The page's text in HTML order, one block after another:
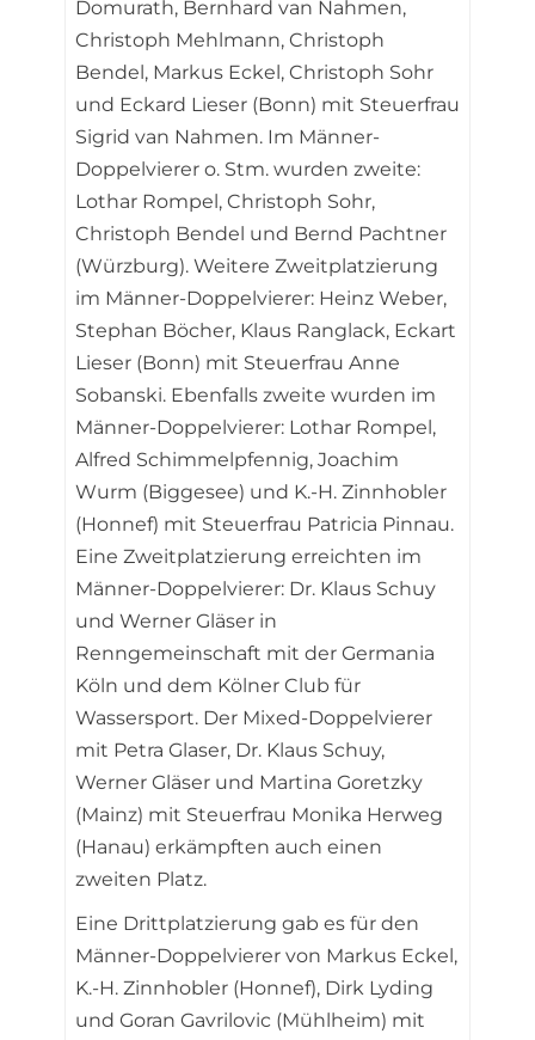
Domurath, Bernhard van Nahmen,
Christoph Mehlmann, Christoph
Bendel, Markus Eckel, Christoph Sohr
und Eckard Lieser (Bonn) mit Steuerfrau
Sigrid van Nahmen. Im Männer-
Doppelvierer o. Stm. wurden zweite:
Lothar Rompel, Christoph Sohr,
Christoph Bendel und Bernd Pachtner
(Würzburg). Weitere Zweitplatzierung
im Männer-Doppelvierer: Heinz Weber,
Stephan Böcher, Klaus Ranglack, Eckart
Lieser (Bonn) mit Steuerfrau Anne
Sobanski. Ebenfalls zweite wurden im
Männer-Doppelvierer: Lothar Rompel,
Alfred Schimmelpfennig, Joachim
Wurm (Biggesee) und K.-H. Zinnhobler
(Honnef) mit Steuerfrau Patricia Pinnau.
Eine Zweitplatzierung erreichten im
Männer-Doppelvierer: Dr. Klaus Schuy
und Werner Gläser in
Renngemeinschaft mit der Germania
Köln und dem Kölner Club für
Wassersport. Der Mixed-Doppelvierer
mit Petra Glaser, Dr. Klaus Schuy,
Werner Gläser und Martina Goretzky
(Mainz) mit Steuerfrau Monika Herweg
(Hanau) erkämpften auch einen
zweiten Platz.
Eine Drittplatzierung gab es für den
Männer-Doppelvierer von Markus Eckel,
K.-H. Zinnhobler (Honnef), Dirk Lyding
und Goran Gavrilovic (Mühlheim) mit